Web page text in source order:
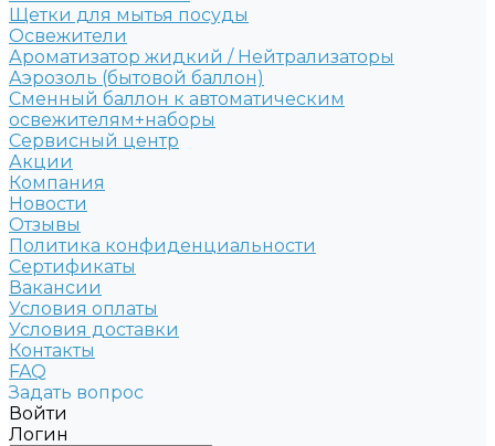
Щетки для мытья посуды
Освежители
Ароматизатор жидкий / Нейтрализаторы
Аэрозоль (бытовой баллон)
Сменный баллон к автоматическим
освежителям+наборы
Сервисный центр
Акции
Компания
Новости
Отзывы
Политика конфиденциальности
Сертификаты
Вакансии
Условия оплаты
Условия доставки
Контакты
FAQ
Задать вопрос
Войти
Логин